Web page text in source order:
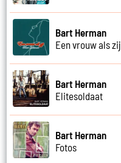
Bart Herman
Een vrouw als zij
Bart Herman
Elitesoldaat
Bart Herman
Fotos